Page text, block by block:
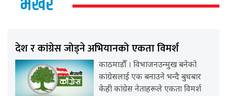
देश र कांग्रेस जोड्ने अभियानको एकता विमर्श
काठमाडौँ । विभाजनउन्मुख बनेको
कांग्रेसलाई एक बनाउने भन्दै बुधबार
केही कांग्रेस नेताहरूले एकता विमर्श